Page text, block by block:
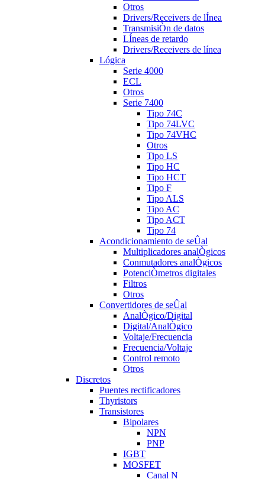
Otros
Drivers/Receivers de lÍnea
TransmisiÒn de datos
LÍneas de retardo
Drivers/Receivers de línea
Lógica
Serie 4000
ECL
Otros
Serie 7400
Tipo 74C
Tipo 74LVC
Tipo 74VHC
Otros
Tipo LS
Tipo HC
Tipo HCT
Tipo F
Tipo ALS
Tipo AC
Tipo ACT
Tipo 74
Acondicionamiento de seÛal
Multiplicadores analÒgicos
Conmutadores analÒgicos
PotenciÒmetros digitales
Filtros
Otros
Convertidores de seÛal
AnalÒgico/Digital
Digital/AnalÒgico
Voltaje/Frecuencia
Frecuencia/Voltaje
Control remoto
Otros
Discretos
Puentes rectificadores
Thyristors
Transistores
Bipolares
NPN
PNP
IGBT
MOSFET
Canal N